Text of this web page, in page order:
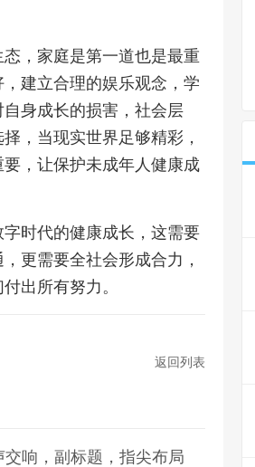
，家庭是第一道也是最重
建立合理的娱乐观念，学
身成长的损害，社会层
，当现实世界足够精彩，
，让保护未成年人健康成
时代的健康成长，这需要
更需要全社会形成合力，
出所有努力。
返回列表
响，副标题，指尖布局